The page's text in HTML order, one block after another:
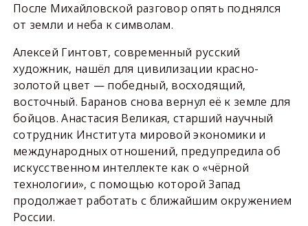
После Михайловской разговор опять поднялся
от земли и неба к символам.
Алексей Гинтовт, современный русский
художник, нашёл для цивилизации красно-
золотой цвет — победный, восходящий,
восточный. Баранов снова вернул её к земле для
бойцов. Анастасия Великая, старший научный
сотрудник Института мировой экономики и
международных отношений, предупредила об
искусственном интеллекте как о «чёрной
технологии», с помощью которой Запад
продолжает работать с ближайшим окружением
России.